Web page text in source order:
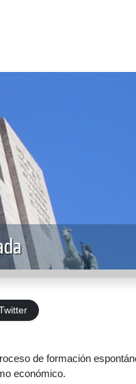
de formación
económico.